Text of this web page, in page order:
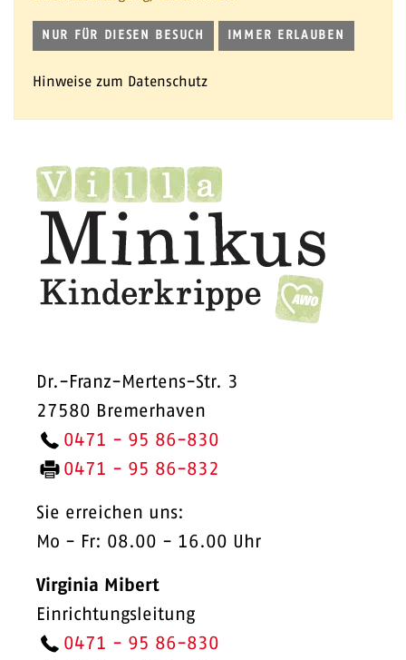
NUR FÜR DIESEN BESUCH IMMER ERLAUBEN
Hinweise zum Datenschutz
Dr.-Franz-Mertens-Str. 3
27580 Bremerhaven
0471 - 95 86-830
0471 - 95 86-832
Sie erreichen uns:
Mo - Fr: 08.00 - 16.00 Uhr
Virginia Mibert
Einrichtungsleitung
0471 - 95 86-830